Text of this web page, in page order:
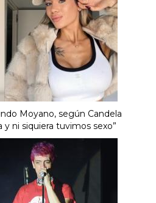
Moyano, según Candela
y ni siquiera tuvimos sexo”